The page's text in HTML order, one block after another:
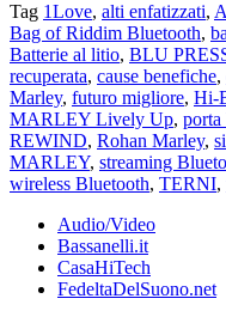
Tag 1Love, alti enfatizzati,
Bag of Riddim Bluetooth,
Batterie al litio, BLU
recuperata, cause benefiche,
Marley, futuro migliore, Hi-
MARLEY Lively Up,
REWIND, Rohan Marley,
MARLEY, streaming
wireless Bluetooth, TERNI,
Audio/Video
Bassanelli.it
CasaHiTech
FedeltaDelSuono.net